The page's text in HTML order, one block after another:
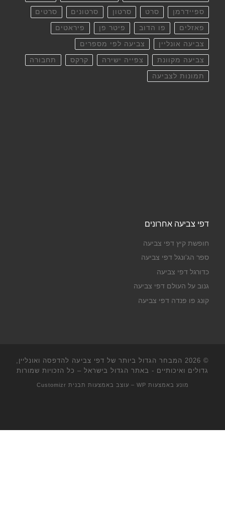
ספיידרמן סרט סרטון סרטונים סרטים
פאזלים פו הדוב פיטר פן פיראטים
צביעה אונליין צביעה לפי מספרים
צביעה מקוונת צפייה ישירה קרקס תחבורה
תמונות לצביעה
דפי צביעה אחרונים
חופשת קיץ דפי צביעה
ספר הג'ונגל דפי צביעה
כדורגל דפי צביעה
גנוב על העולם דפי צביעה
קונג פו פנדה דפי צביעה
© 2026
המבחר הגדול ביותר של דפי צביעה להדפסה ואונליין,
גדולים ואיכותיים - באתר הגדול בישראל – כל הזכויות שמורות
מונע באמצעות WP – עוצב באמצעות תבנית Customizr